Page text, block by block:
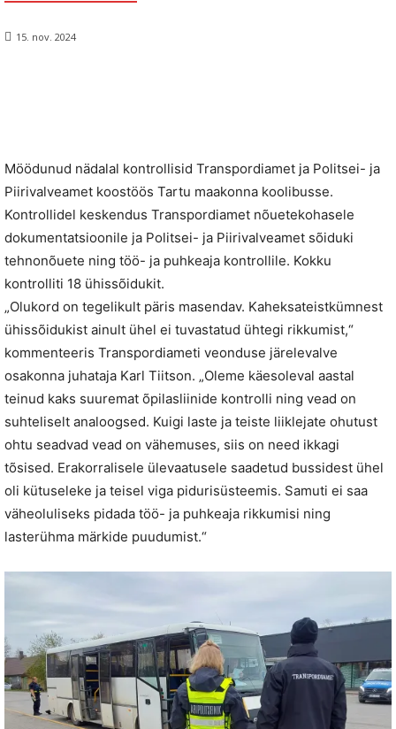
15. nov. 2024
Möödunud nädalal kontrollisid Transpordiamet ja Politsei- ja
Piirivalveamet koostöös Tartu maakonna koolibusse.
Kontrollidel keskendus Transpordiamet nõuetekohasele
dokumentatsioonile ja Politsei- ja Piirivalveamet sõiduki
tehnonõuete ning töö- ja puhkeaja kontrollile. Kokku
kontrolliti 18 ühissõidukit.
„Olukord on tegelikult päris masendav. Kaheksateistkümnest
ühissõidukist ainult ühel ei tuvastatud ühtegi rikkumist,“
kommenteeris Transpordiameti veonduse järelevalve
osakonna juhataja Karl Tiitson. „Oleme käesoleval aastal
teinud kaks suuremat õpilasliinide kontrolli ning vead on
suhteliselt analoogsed. Kuigi laste ja teiste liiklejate ohutust
ohtu seadvad vead on vähemuses, siis on need ikkagi
tõsised. Erakorralisele ülevaatusele saadetud bussidest ühel
oli kütuseleke ja teisel viga pidurisüsteemis. Samuti ei saa
väheoluliseks pidada töö- ja puhkeaja rikkumisi ning
lasterühma märkide puudumist.“